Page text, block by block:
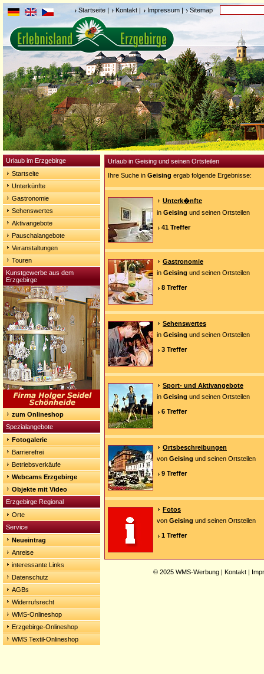
Startseite | Kontakt | Impressum| Sitemap
Urlaub im Erzgebirge
Startseite
Unterkünfte
Gastronomie
Sehenswertes
Aktivangebote
Pauschalangebote
Veranstaltungen
Touren
Kunstgewerbe aus dem
Erzgebirge
zum Onlineshop
Spezialangebote
Fotogalerie
Barrierefrei
Betriebsverkäufe
Webcams Erzgebirge
Objekte mit Video
Erzgebirge Regional
Orte
Service
Neueintrag
Anreise
interessante Links
Datenschutz
AGBs
Widerrufsrecht
WMS-Onlineshop
Erzgebirge-Onlineshop
WMS Textil-Onlineshop
Urlaub in Geising und seinen Ortsteilen
Ihre Suche in Geising ergab folgende Ergebnisse:
Unterk�nfte
in Geising und seinen Ortsteilen
41 Treffer
Gastronomie
in Geising und seinen Ortsteilen
8 Treffer
Sehenswertes
in Geising und seinen Ortsteilen
3 Treffer
Sport- und Aktivangebote
in Geising und seinen Ortsteilen
6 Treffer
Ortsbeschreibungen
von Geising und seinen Ortsteilen
9 Treffer
Fotos
von Geising und seinen Ortsteilen
1 Treffer
© 2025 WMS-Werbung | Kontakt |